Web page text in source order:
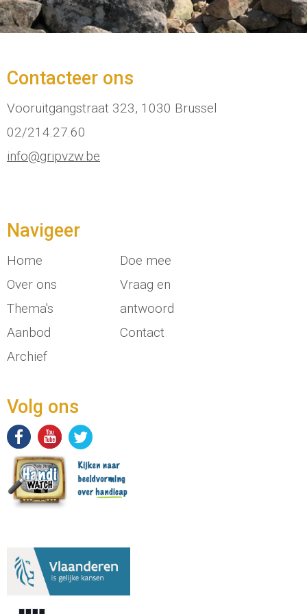
Contacteer ons
Vooruitgangstraat 323, 1030 Brussel
02/214.27.60
info@gripvzw.be
Navigeer
Home
Over ons
Thema's
Aanbod
Archief
Doe mee
Vraag en
antwoord
Contact
Volg ons